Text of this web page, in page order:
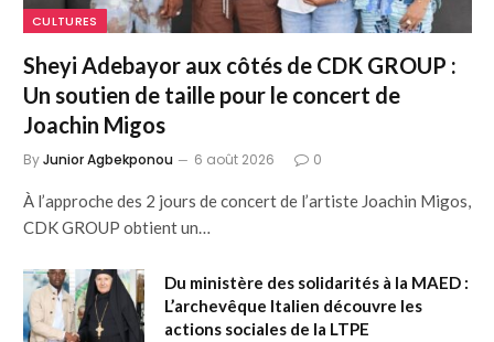
CULTURES
Sheyi Adebayor aux côtés de CDK GROUP :
Un soutien de taille pour le concert de
Joachin Migos
ByJunior Agbekponou 6 août 2026 0
À l’approche des 2 jours de concert de l’artiste Joachin Migos,
CDK GROUP obtient un…
Du ministère des solidarités à la MAED :
L’archevêque Italien découvre les
actions sociales de la LTPE